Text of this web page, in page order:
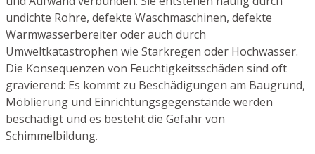
undichte Rohre, defekte Waschmaschinen, defekte
Warmwasserbereiter oder auch durch
Umweltkatastrophen wie Starkregen oder Hochwasser.
Die Konsequenzen von Feuchtigkeitsschäden sind oft
gravierend: Es kommt zu Beschädigungen am Baugrund,
Möblierung und Einrichtungsgegenstände werden
beschädigt und es besteht die Gefahr von
Schimmelbildung.